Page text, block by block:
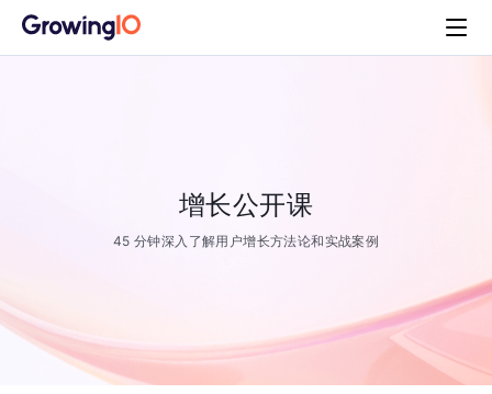
增长公开课
45 分钟深入了解用户增长方法论和实战案例